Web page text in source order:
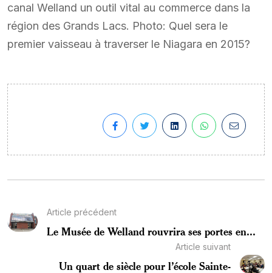
canal Welland un outil vital au commerce dans la
région des Grands Lacs. Photo: Quel sera le
premier vaisseau à traverser le Niagara en 2015?
Article précédent
Le Musée de Welland rouvrira ses portes en...
Article suivant
Un quart de siècle pour l’école Sainte-